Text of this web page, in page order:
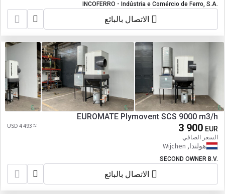
INCOFERRO - Indústria e Comércio de Ferro, S.A.
الاتصال بالبائع
EUROMATE Plymovent SCS 9000 m3/h
3 900 EUR
السعر الصافي
≈ 4 493 USD
هولندا, Wijchen
SECOND OWNER B.V.
الاتصال بالبائع